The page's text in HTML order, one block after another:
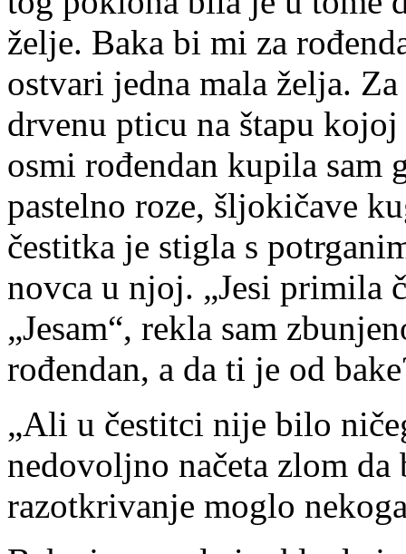
želje. Baka bi mi za
ostvari jedna mala želja.
drvenu pticu na štapu
osmi rođendan kupila sam
pastelno roze, šljokičave
čestitka je stigla s
novca u njoj. „Jesi primila
„Jesam“, rekla sam
rođendan, a da ti je od
„Ali u čestitci nije bilo
nedovoljno načeta zlom
razotkrivanje moglo